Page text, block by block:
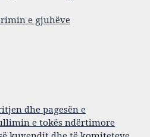
e gjuhëve
dhe pagesën e
e tokës ndërtimore